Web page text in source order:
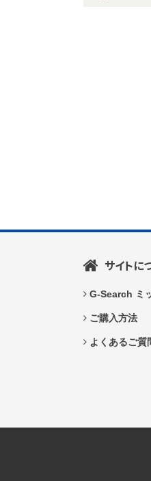
サイトに
G-Search ミ
ご購入方法
よくあるご質